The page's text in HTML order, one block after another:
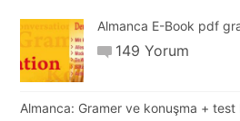
Almanca E-Book pdf
149 Yorum
Almanca: Gramer ve konuşma + test